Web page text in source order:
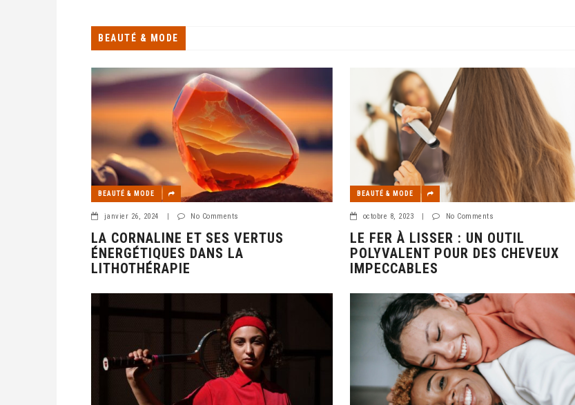
BEAUTÉ & MODE
BEAUTÉ & MODE
janvier 26, 2024 | No Comments
LA CORNALINE ET SES VERTUS
ÉNERGÉTIQUES DANS LA
LITHOTHÉRAPIE
BEAUTÉ & MODE
octobre 8, 2023 | No Comments
LE FER À LISSER : UN OUTIL
POLYVALENT POUR DES CHEVEUX
IMPECCABLES